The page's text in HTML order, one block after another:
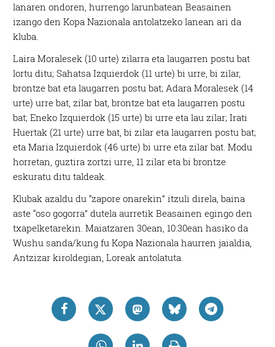
lanaren ondoren, hurrengo larunbatean Beasainen
izango den Kopa Nazionala antolatzeko lanean ari da
kluba.
Laira Moralesek (10 urte) zilarra eta laugarren postu bat
lortu ditu; Sahatsa Izquierdok (11 urte) bi urre, bi zilar,
brontze bat eta laugarren postu bat; Adara Moralesek (14
urte) urre bat, zilar bat, brontze bat eta laugarren postu
bat; Eneko Izquierdok (15 urte) bi urre eta lau zilar; Irati
Huertak (21 urte) urre bat, bi zilar eta laugarren postu bat;
eta Maria Izquierdok (46 urte) bi urre eta zilar bat. Modu
horretan, guztira zortzi urre, 11 zilar eta bi brontze
eskuratu ditu taldeak.
Klubak azaldu du “zapore onarekin” itzuli direla, baina
aste “oso gogorra” dutela aurretik Beasainen egingo den
txapelketarekin. Maiatzaren 30ean, 10:30ean hasiko da
Wushu sanda/kung fu Kopa Nazionala haurren jaialdia,
Antzizar kiroldegian, Loreak antolatuta.